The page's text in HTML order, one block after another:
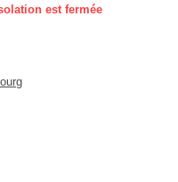
est fermée